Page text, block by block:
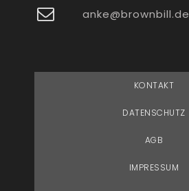
anke@brownbill.de
KONTAKT
DATENSCHUTZ
AGB
IMPRESSUM